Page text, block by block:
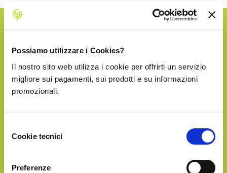
Possiamo utilizzare i Cookies?
Il nostro sito web utilizza i cookie per offrirti un servizio
migliore sui pagamenti, sui prodotti e su informazioni
promozionali.
delCookie tecnici
Preferenze
€29.90